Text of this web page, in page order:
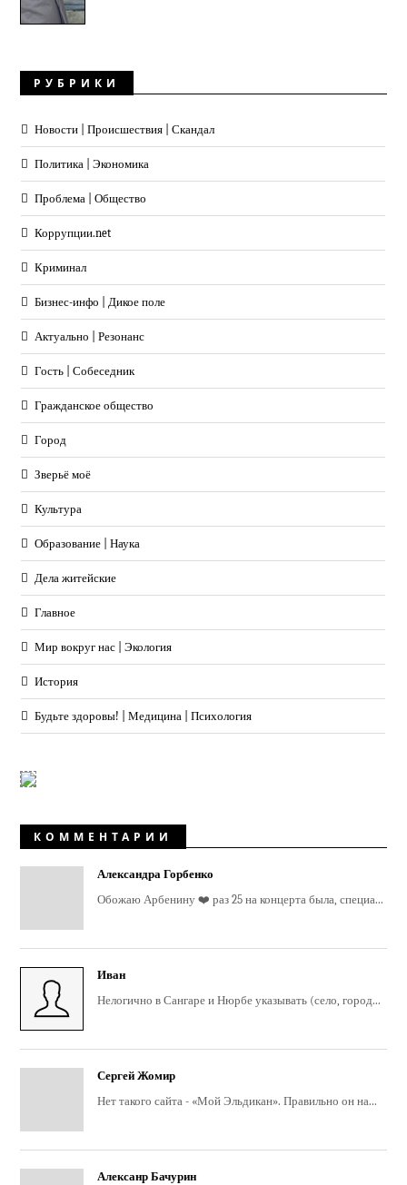
РУБРИКИ
Новости | Происшествия | Скандал
Политика | Экономика
Проблема | Общество
Коррупции.net
Криминал
Бизнес-инфо | Дикое поле
Актуально | Резонанс
Гость | Собеседник
Гражданское общество
Город
Зверьё моё
Культура
Образование | Наука
Дела житейские
Главное
Мир вокруг нас | Экология
История
Будьте здоровы! | Медицина | Психология
КОММЕНТАРИИ
Александра Горбенко
Обожаю Арбенину ❤️ раз 25 на концерта была, специа...
Иван
Нелогично в Сангаре и Нюрбе указывать (село, город...
Сергей Жомир
Нет такого сайта - «Мой Эльдикан». Правильно он на...
Алексанр Бачурин